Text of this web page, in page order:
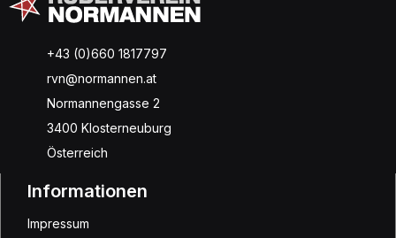
+43 (0)660 1817797
rvn@normannen.at
Normannengasse 2
3400 Klosterneuburg
Österreich
Informationen
Impressum